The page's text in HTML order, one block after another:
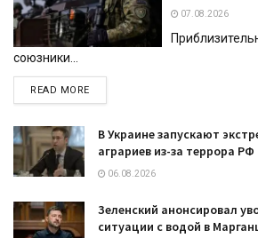
07.08.2026
союзники...
READ MOREDETAILS
В Украине запускают
аграриев из-за террора
06.08.2026
Зеленский анонсировал
ситуации с водой в